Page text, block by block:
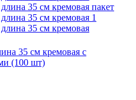
35 см кремовая с
(100 шт)